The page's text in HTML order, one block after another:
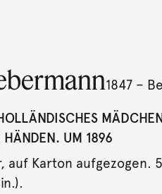
1847 –
HÄNDEN. UM 1896
auf Karton aufgezogen.